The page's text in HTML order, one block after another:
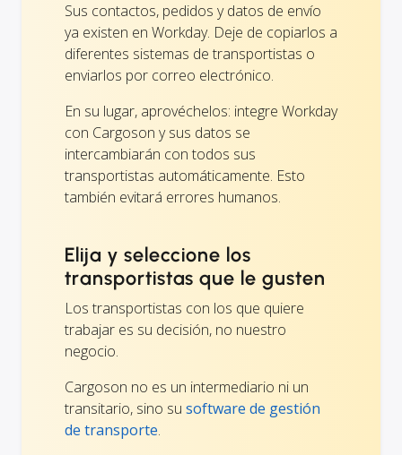
Sus contactos, pedidos y datos de envío
ya existen en Workday. Deje de copiarlos a
diferentes sistemas de transportistas o
enviarlos por correo electrónico.
En su lugar, aprovéchelos: integre Workday
con Cargoson y sus datos se
intercambiarán con todos sus
transportistas automáticamente. Esto
también evitará errores humanos.
Elija y seleccione los
transportistas que le gusten
Los transportistas con los que quiere
trabajar es su decisión, no nuestro
negocio.
Cargoson no es un intermediario ni un
transitario, sino su software de gestión
de transporte.